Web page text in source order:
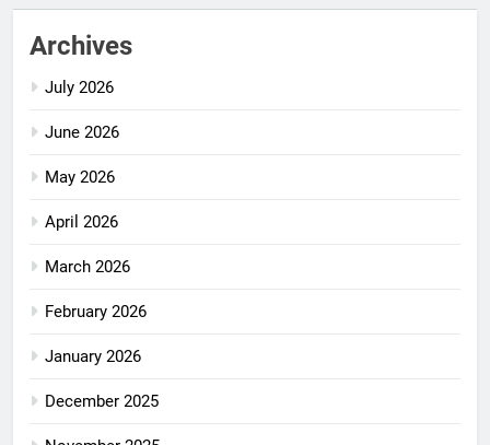
Archives
July 2026
June 2026
May 2026
April 2026
March 2026
February 2026
January 2026
December 2025